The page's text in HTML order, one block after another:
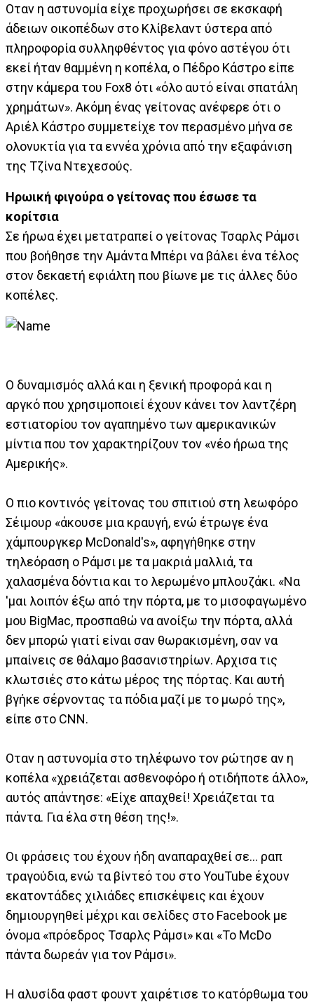
Οταν η αστυνομία είχε προχωρήσει σε εκσκαφή
άδειων οικοπέδων στο Κλίβελαντ ύστερα από
πληροφορία συλληφθέντος για φόνο αστέγου ότι
εκεί ήταν θαμμένη η κοπέλα, ο Πέδρο Κάστρο είπε
στην κάμερα του Fox8 ότι «όλο αυτό είναι σπατάλη
χρημάτων». Ακόμη ένας γείτονας ανέφερε ότι ο
Αριέλ Κάστρο συμμετείχε τον περασμένο μήνα σε
ολονυκτία για τα εννέα χρόνια από την εξαφάνιση
της Τζίνα Ντεχεσούς.
Ηρωική φιγούρα ο γείτονας που έσωσε τα
κορίτσια
Σε ήρωα έχει μετατραπεί ο γείτονας Τσαρλς Ράμσι
που βοήθησε την Αμάντα Μπέρι να βάλει ένα τέλος
στον δεκαετή εφιάλτη που βίωνε με τις άλλες δύο
κοπέλες.
Ο δυναμισμός αλλά και η ξενική προφορά και η
αργκό που χρησιμοποιεί έχουν κάνει τον λαντζέρη
εστιατορίου τον αγαπημένο των αμερικανικών
μίντια που τον χαρακτηρίζουν τον «νέο ήρωα της
Αμερικής».
Ο πιο κοντινός γείτονας του σπιτιού στη λεωφόρο
Σέιμουρ «άκουσε μια κραυγή, ενώ έτρωγε ένα
χάμπουργκερ McDonald's», αφηγήθηκε στην
τηλεόραση ο Ράμσι με τα μακριά μαλλιά, τα
χαλασμένα δόντια και το λερωμένο μπλουζάκι. «Να
'μαι λοιπόν έξω από την πόρτα, με το μισοφαγωμένο
μου BigMac, προσπαθώ να ανοίξω την πόρτα, αλλά
δεν μπορώ γιατί είναι σαν θωρακισμένη, σαν να
μπαίνεις σε θάλαμο βασανιστηρίων. Αρχισα τις
κλωτσιές στο κάτω μέρος της πόρτας. Και αυτή
βγήκε σέρνοντας τα πόδια μαζί με το μωρό της»,
είπε στο CNN.
Οταν η αστυνομία στο τηλέφωνο τον ρώτησε αν η
κοπέλα «χρειάζεται ασθενοφόρο ή οτιδήποτε άλλο»,
αυτός απάντησε: «Είχε απαχθεί! Χρειάζεται τα
πάντα. Για έλα στη θέση της!».
Οι φράσεις του έχουν ήδη αναπαραχθεί σε... ραπ
τραγούδια, ενώ τα βίντεό του στο YouTube έχουν
εκατοντάδες χιλιάδες επισκέψεις και έχουν
δημιουργηθεί μέχρι και σελίδες στο Facebook με
όνομα «πρόεδρος Τσαρλς Ράμσι» και «Το McDo
πάντα δωρεάν για τον Ράμσι».
Η αλυσίδα φαστ φουντ χαιρέτισε το κατόρθωμα του